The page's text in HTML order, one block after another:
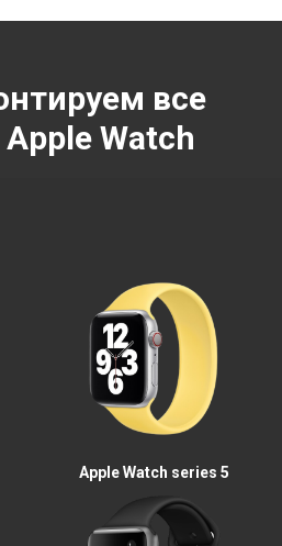
все
Watch
Apple Watch series 5